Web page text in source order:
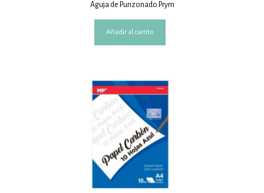
Aguja de Punzonado Prym
Añadir al carrito